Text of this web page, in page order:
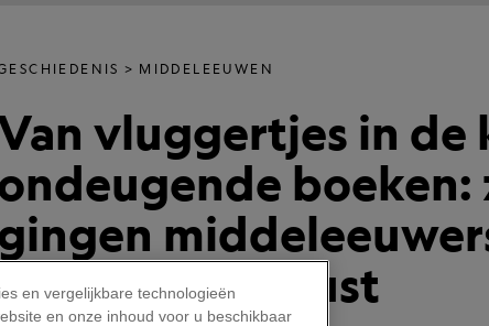
MIDDELEEUWEN
vluggertjes in de
boeken:
liefde en lust
en vergelijkbare technologieën
en onze inhoud voor u beschikbaar